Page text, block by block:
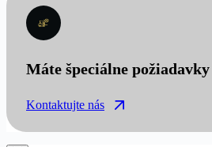
Máte špeciálne
Kontaktujte nás